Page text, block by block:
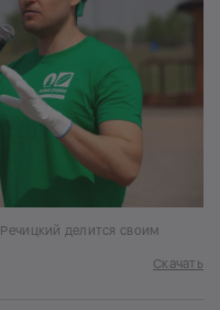
делится своим
Скачать